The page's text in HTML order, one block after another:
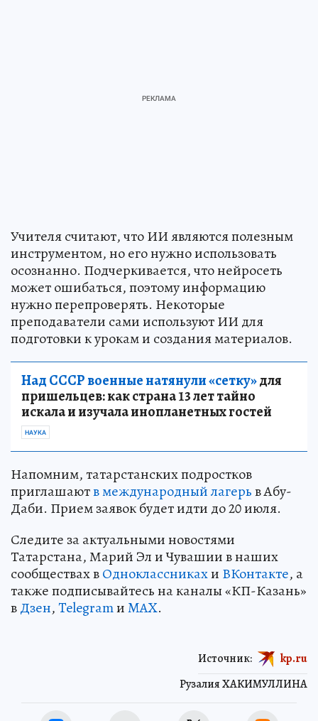
Учителя считают, что ИИ являются полезным
инструментом, но его нужно использовать
осознанно. Подчеркивается, что нейросеть
может ошибаться, поэтому информацию
нужно перепроверять. Некоторые
преподаватели сами используют ИИ для
подготовки к урокам и создания материалов.
Над СССР военные натянули «сетку»для
пришельцев: как страна 13 лет тайно
искала и изучала инопланетных гостей
НАУКА
Напомним, татарстанских подростков
приглашаютв международный лагерьв Абу-
Даби. Прием заявок будет идти до 20 июля.
Следите за актуальными новостями
Татарстана, Марий Эл и Чувашии в наших
сообществах вОдноклассникахи ВКонтакте, а
также подписывайтесь на каналы «КП-Казань»
вДзен,TelegramиMAX.
Рузалия ХАКИМУЛЛИНА
Источник: kp.ru